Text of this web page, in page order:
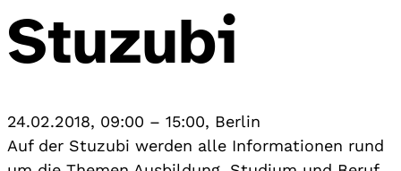
Stuzubi
24.02.2018, 09:00 – 15:00, Berlin
Auf der Stuzubi werden alle Informationen rund